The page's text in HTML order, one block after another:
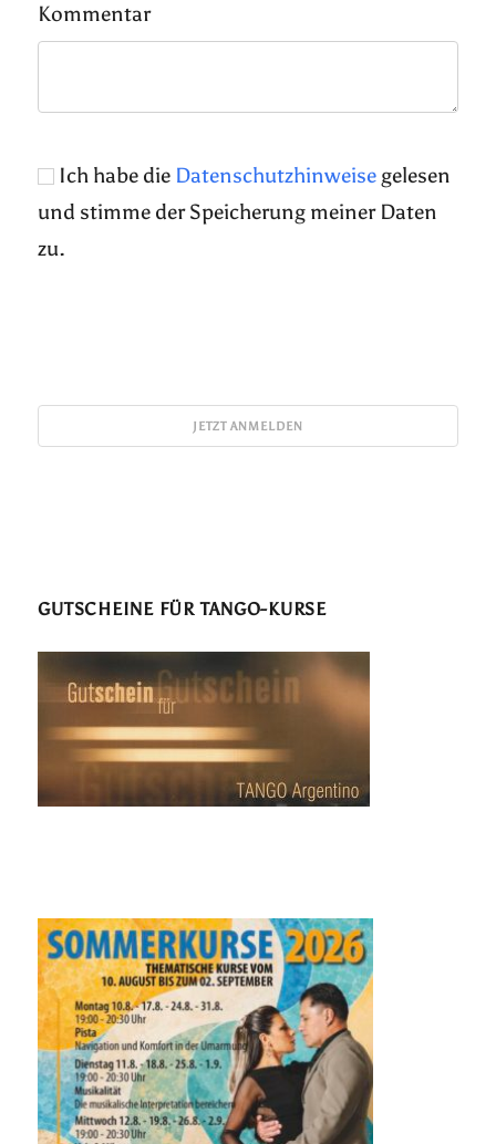
Kommentar
Ich habe die Datenschutzhinweise gelesen
und stimme der Speicherung meiner Daten
zu.
GUTSCHEINE FÜR TANGO-KURSE